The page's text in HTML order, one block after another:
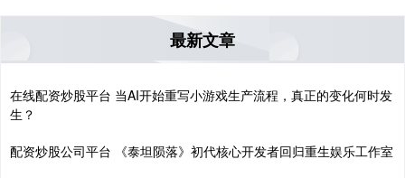
最新文章
在线配资炒股平台 当AI开始重写小游戏生产流程，真正的变化何时发
生？
配资炒股公司平台 《泰坦陨落》初代核心开发者回归重生娱乐工作室